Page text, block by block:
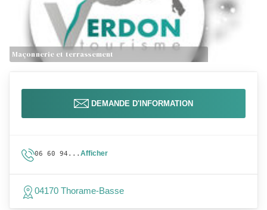
Maçonnerie et terrassement
DEMANDE D'INFORMATION
06 60 94... Afficher
04170 Thorame-Basse